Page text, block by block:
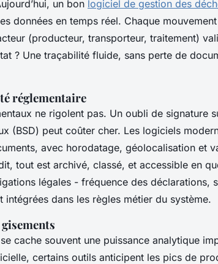
un bon logiciel de gestion des
données en temps réel. Chaque
(producteur, transporteur, traitement)
? Une traçabilité fluide, sans perte de
réglementaire
ne rigolent pas. Un oubli de signature
(BSD) peut coûter cher. Les logiciels
avec horodatage, géolocalisation et
tout est archivé, classé, et accessible en
légales - fréquence des déclarations,
dans les règles métier du système.
cache souvent une puissance analytique
certains outils anticipent les pics de